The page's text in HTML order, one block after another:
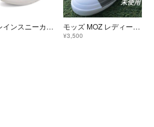
moz レインスニーカー レインブーツ モッズ MOZ レディースレインシューズMサイズ(23.0〜23.5cm)
¥3,500